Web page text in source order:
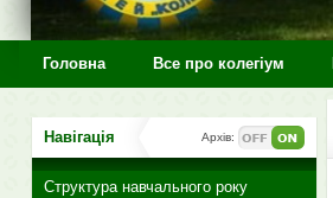
Головна Все про колегіум
Навігація Архів:
Структура навчального року